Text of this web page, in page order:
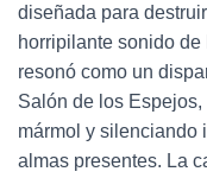
diseñada para
horripilante sonido
resonó como un
Salón de los
mármol y silenciando
almas presentes. La